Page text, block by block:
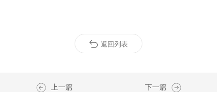
返回列表
上一篇 下一篇